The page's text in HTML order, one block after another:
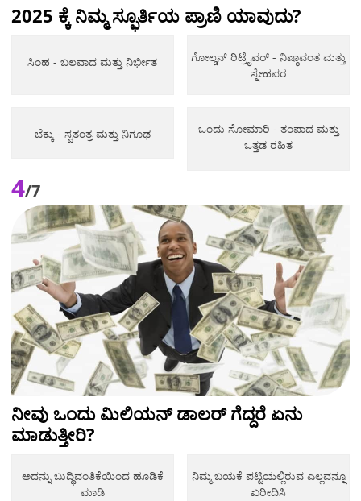
2025 ಕ್ಕೆ ನಿಮ್ಮ ಸ್ಫೂರ್ತಿಯ ಪ್ರಾಣಿ ಯಾವುದು?
ಸಿಂಹ - ಬಲವಾದ ಮತ್ತು ನಿರ್ಭೀತ
ಗೋಲ್ಡನ್ ರಿಟ್ರೈವರ್ - ನಿಷ್ಠಾವಂತ ಮತ್ತು
ಸ್ನೇಹಪರ
ಬೆಕ್ಕು - ಸ್ವತಂತ್ರ ಮತ್ತು ನಿಗೂಢ
ಒಂದು ಸೋಮಾರಿ - ತಂಪಾದ ಮತ್ತು
ಒತ್ತಡ ರಹಿತ
4/7
ನೀವು ಒಂದು ಮಿಲಿಯನ್ ಡಾಲರ್ ಗೆದ್ದರೆ ಏನು
ಮಾಡುತ್ತೀರಿ?
ಅದನ್ನು ಬುದ್ಧಿವಂತಿಕೆಯಿಂದ ಹೂಡಿಕೆ
ಮಾಡಿ
ನಿಮ್ಮ ಬಯಕೆ ಪಟ್ಟಿಯಲ್ಲಿರುವ ಎಲ್ಲವನ್ನೂ
ಖರೀದಿಸಿ